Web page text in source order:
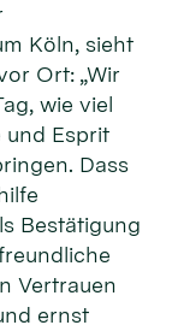
Köln, sieht
Ort: „Wir
wie viel
und Esprit
Dass
Bestätigung
Vertrauen
ernst